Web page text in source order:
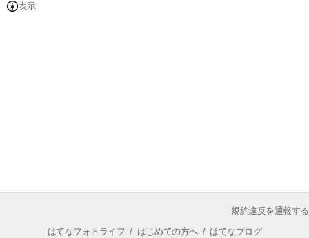
表示
規約違反を通報する
はてなフォトライフ / はじめての方へ/ はてなブログ